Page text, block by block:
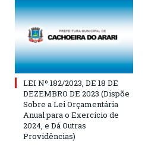
LEI Nº 182/2023, DE 18 DE
DEZEMBRO DE 2023 (Dispõe
Sobre a Lei Orçamentária
Anual para o Exercício de
2024, e Dá Outras
Providências)